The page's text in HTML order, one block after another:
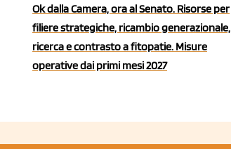
Ok dalla Camera, ora al Senato. Risorse per
filiere strategiche, ricambio generazionale,
ricerca e contrasto a fitopatie. Misure
operative dai primi mesi 2027